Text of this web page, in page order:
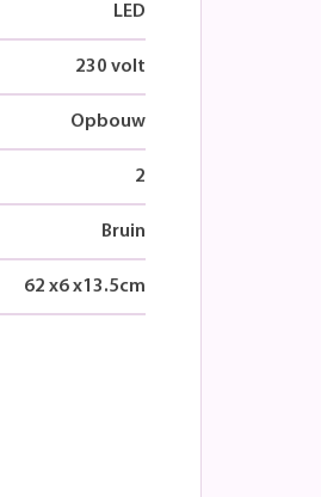
LED
230 volt
Opbouw
2
Bruin
62 x6x13.5cm